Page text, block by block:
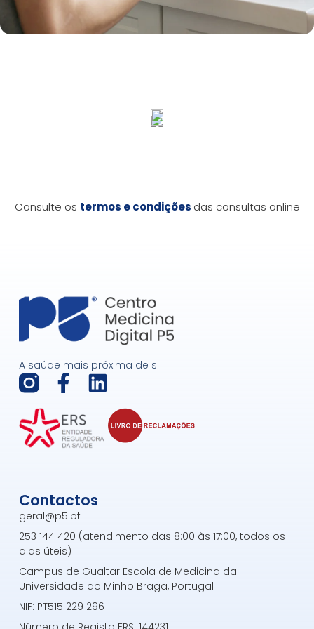
Consulte os termos e condições das consultas online
A saúde mais próxima de si
F
a
c
e
o
k
-
f
L
n
k
i
Contactos
geral@p5.pt
253 144 420 (atendimento das 8:00 às 17:00, todos os
dias úteis)
Campus de Gualtar Escola de Medicina da
Universidade do Minho Braga, Portugal
NIF: PT515 229 296